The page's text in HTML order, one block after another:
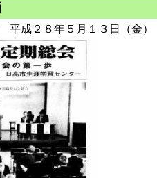
２８年５月１３日（